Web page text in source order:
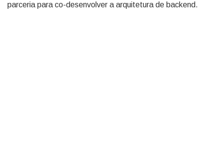
parceria para co-desenvolver a arquitetura de backend.